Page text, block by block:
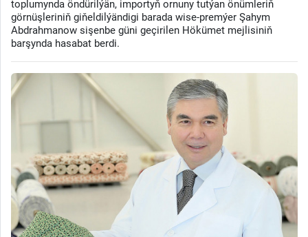
toplumynda öndürilýän, importyň ornuny tutýan önümleriň
görnüşleriniň giňeldilýändigi barada wise-premýer Şahym
Abdrahmanow sişenbe güni geçirilen Hökümet mejlisiniň
barşynda hasabat berdi.